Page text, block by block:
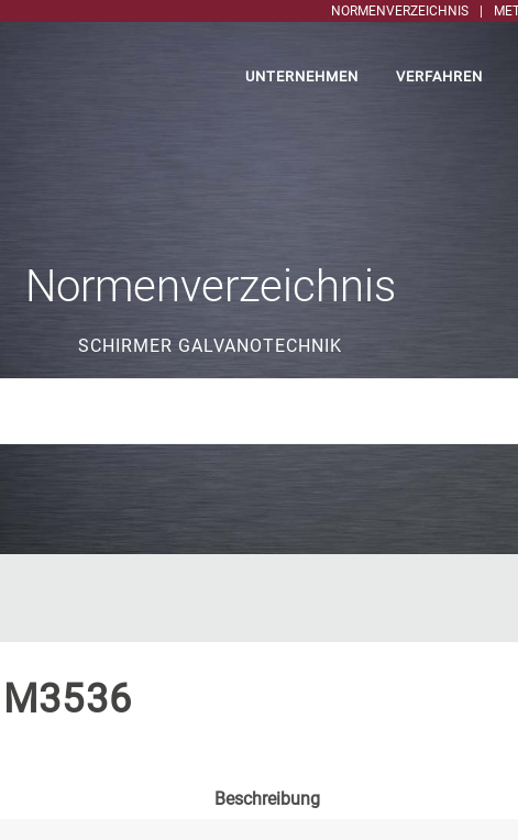
NORMENVERZEICHNIS
UNTERNEHMEN VERFAHREN
Normenverzeichnis
SCHIRMER GALVANOTECHNIK
Beschreibung